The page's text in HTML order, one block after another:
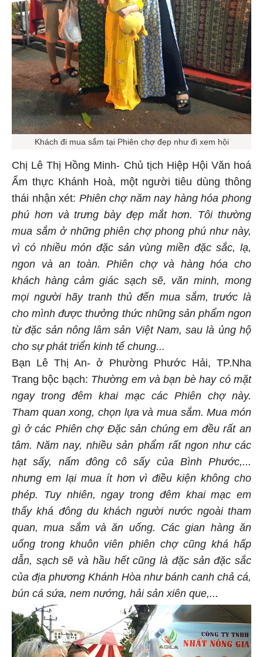
Khách đi mua sắm tại Phiên chợ đẹp như đi xem hội
Chị Lê Thị Hồng Minh- Chủ tịch Hiệp Hội Văn hoá
Ẩm thực Khánh Hoà, một người tiêu dùng thông
thái nhận xét: Phiên chợ năm nay hàng hóa phong
phú hơn và trưng bày đẹp mắt hơn. Tôi thường
mua sắm ở những phiên chợ phong phú như này,
vì có nhiều món đặc sản vùng miền đặc sắc, lạ,
ngon và an toàn. Phiên chợ và hàng hóa cho
khách hàng cảm giác sạch sẽ, văn minh, mong
mọi người hãy tranh thủ đến mua sắm, trước là
cho mình được thưởng thức những sản phẩm ngon
từ đặc sản nông lâm sản Việt Nam, sau là ủng hộ
cho sự phát triển kinh tế chung...
Bạn Lê Thị An- ở Phường Phước Hải, TP.Nha
Trang bộc bạch: Thường em và bạn bè hay có mặt
ngay trong đêm khai mạc các Phiên chợ này.
Tham quan xong, chọn lựa và mua sắm. Mua món
gì ở các Phiên chợ Đặc sản chúng em đều rất an
tâm. Năm nay, nhiều sản phẩm rất ngon như các
hạt sấy, nấm đông cô sấy của Bình Phước,...
nhưng em lại mua ít hơn vì điều kiện không cho
phép. Tuy nhiên, ngay trong đêm khai mạc em
thấy khá đông du khách người nước ngoài tham
quan, mua sắm và ăn uống. Các gian hàng ăn
uống trong khuôn viên phiên chợ cũng khá hấp
dẫn, sạch sẽ và hầu hết cũng là đặc sản đặc sắc
của địa phương Khánh Hòa như bánh canh chả cá,
bún cá sứa, nem nướng, hải sản xiên que,...